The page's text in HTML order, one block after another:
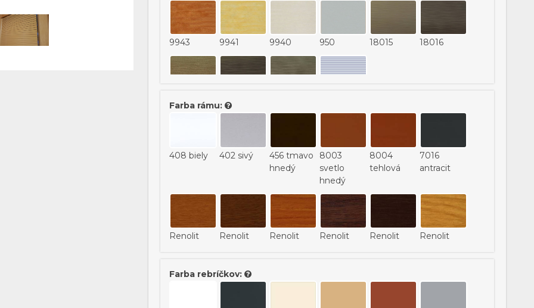
9943 9941 9940 950 18015 18016
Farba rámu:
408 biely 402 sivý
456 tmavo
hnedý
8003
svetlo
hnedý
8004
tehlová
7016
antracit
Renolit
Renolit
Renolit
Renolit
Renolit
Renolit
Farba rebríčkov: